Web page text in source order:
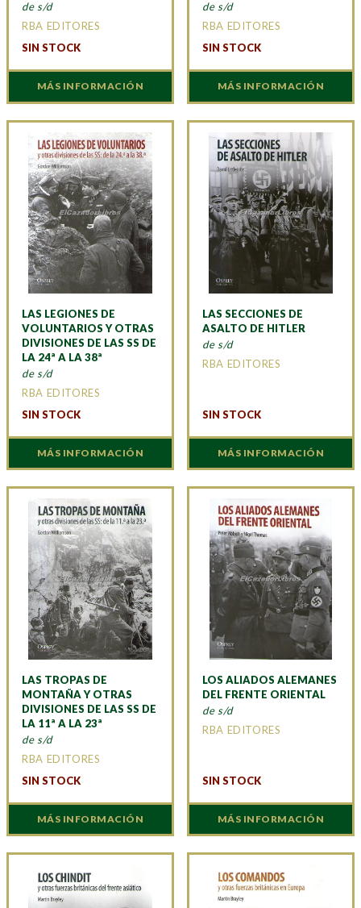
de s/d
RBA EDITORES
SIN STOCK
MÁS INFORMACIÓN
de s/d
RBA EDITORES
SIN STOCK
MÁS INFORMACIÓN
LAS LEGIONES DE
VOLUNTARIOS Y OTRAS
DIVISIONES DE LAS SS DE
LA 24ª A LA 38ª
de s/d
RBA EDITORES
SIN STOCK
MÁS INFORMACIÓN
LAS SECCIONES DE
ASALTO DE HITLER
de s/d
RBA EDITORES
SIN STOCK
MÁS INFORMACIÓN
LAS TROPAS DE
MONTAÑA Y OTRAS
DIVISIONES DE LAS SS DE
LA 11ª A LA 23ª
de s/d
RBA EDITORES
SIN STOCK
MÁS INFORMACIÓN
LOS ALIADOS ALEMANES
DEL FRENTE ORIENTAL
de s/d
RBA EDITORES
SIN STOCK
MÁS INFORMACIÓN